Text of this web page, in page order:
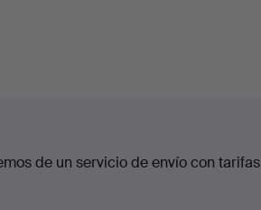
de un servicio de envío con tarifas